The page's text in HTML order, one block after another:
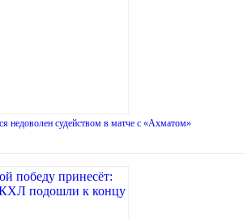
недоволен судейством в матче с «Ахматом»